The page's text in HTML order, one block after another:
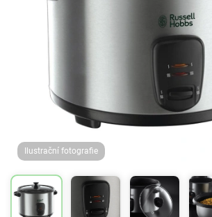
Ilustrační fotografie